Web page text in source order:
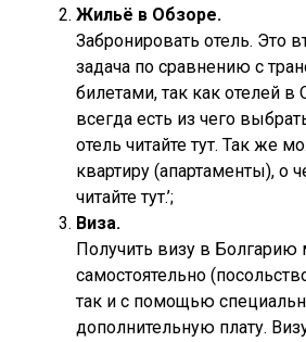
Жильё в Обзоре.
Забронировать отель. Это
задача по сравнению с
билетами, так как отелей в
всегда есть из чего
отель читайте тут. Так же
квартиру (апартаменты), о
читайте тут.’;
Виза.
Получить визу в Болгарию
самостоятельно
так и с помощью
дополнительную плату.